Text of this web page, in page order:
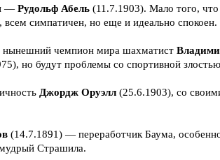
— Рудольф Абель (11.7.1903). Мало того, что
всем симпатичен, но еще и идеально спокоен.
нынешний чемпион мира шахматист
но будут проблемы со спортивной
Джордж Оруэлл (25.6.1903), со
(14.7.1891) — переработчик Баума,
Страшила.